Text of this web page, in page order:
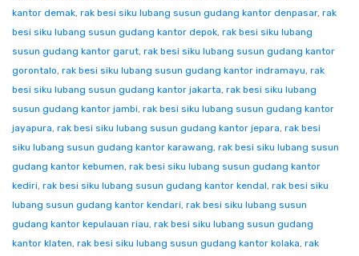
kantor demak, rak besi siku lubang susun gudang kantor denpasar, rak
besi siku lubang susun gudang kantor depok, rak besi siku lubang
susun gudang kantor garut, rak besi siku lubang susun gudang kantor
gorontalo, rak besi siku lubang susun gudang kantor indramayu, rak
besi siku lubang susun gudang kantor jakarta, rak besi siku lubang
susun gudang kantor jambi, rak besi siku lubang susun gudang kantor
jayapura, rak besi siku lubang susun gudang kantor jepara, rak besi
siku lubang susun gudang kantor karawang, rak besi siku lubang susun
gudang kantor kebumen, rak besi siku lubang susun gudang kantor
kediri, rak besi siku lubang susun gudang kantor kendal, rak besi siku
lubang susun gudang kantor kendari, rak besi siku lubang susun
gudang kantor kepulauan riau, rak besi siku lubang susun gudang
kantor klaten, rak besi siku lubang susun gudang kantor kolaka, rak